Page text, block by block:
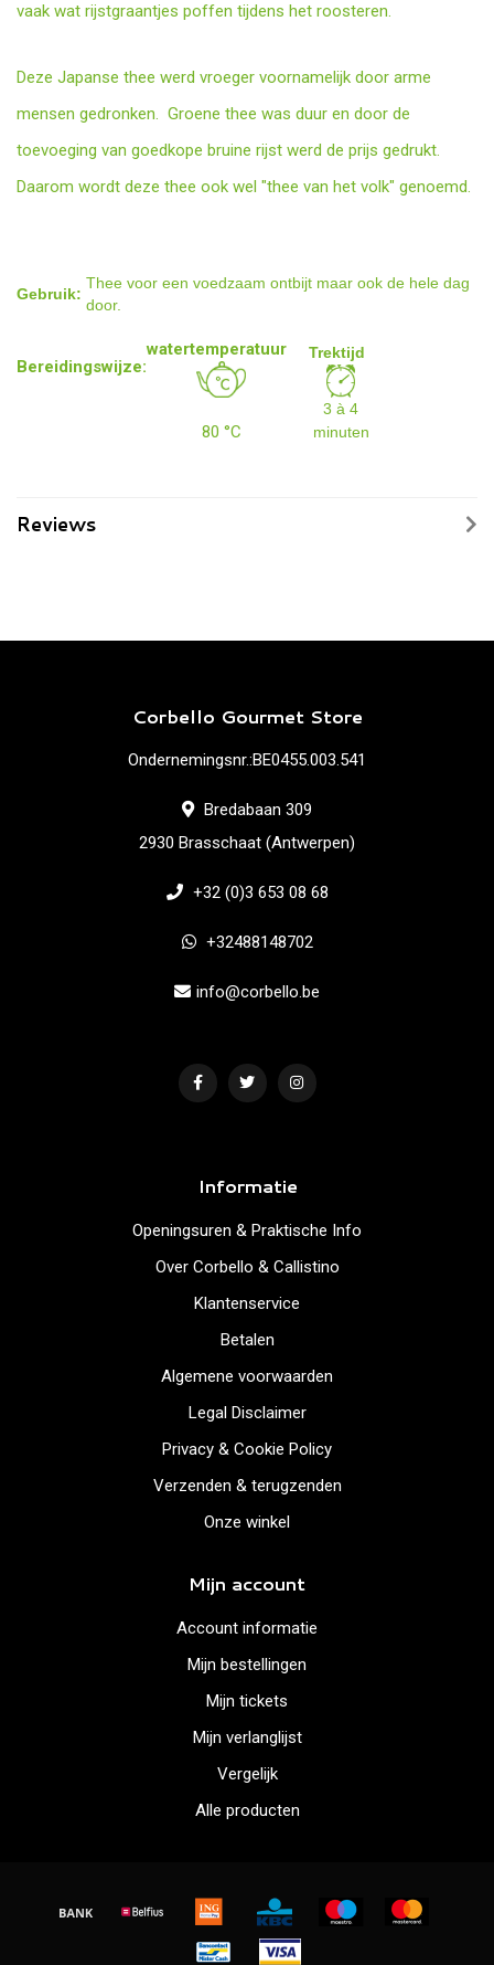
vaak wat rijstgraantjes poffen tijdens het roosteren.
Deze Japanse thee werd vroeger voornamelijk door arme
mensen gedronken. Groene thee was duur en door de
toevoeging van goedkope bruine rijst werd de prijs gedrukt.
Daarom wordt deze thee ook wel "thee van het volk" genoemd.
Gebruik:
Thee voor een voedzaam ontbijt maar ook de hele dag
door.
Bereidingswijze:
watertemperatuur Trektijd
80 °C
3 à 4
minuten
Reviews
Corbello Gourmet Store
Ondernemingsnr.:BE0455.003.541
Bredabaan 309
2930 Brasschaat (Antwerpen)
+32 (0)3 653 08 68
+32488148702
info@corbello.be
Informatie
Openingsuren & Praktische Info
Over Corbello & Callistino
Klantenservice
Betalen
Algemene voorwaarden
Legal Disclaimer
Privacy & Cookie Policy
Verzenden & terugzenden
Onze winkel
Mijn account
Account informatie
Mijn bestellingen
Mijn tickets
Mijn verlanglijst
Vergelijk
Alle producten